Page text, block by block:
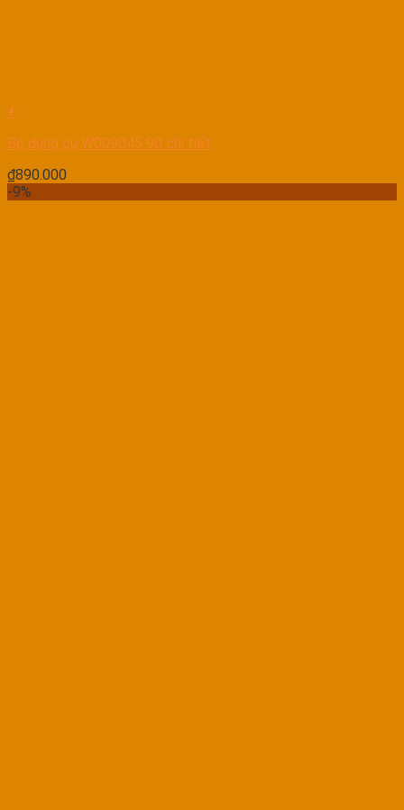
+
Bộ dụng cụ W009045 90 chi tiết
₫890.000
-9%